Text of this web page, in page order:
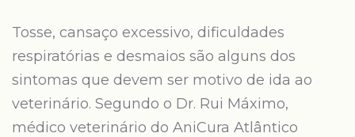
Tosse, cansaço excessivo, dificuldades
respiratórias e desmaios são alguns dos
sintomas que devem ser motivo de ida ao
veterinário. Segundo o Dr. Rui Máximo,
médico veterinário do AniCura Atlântico